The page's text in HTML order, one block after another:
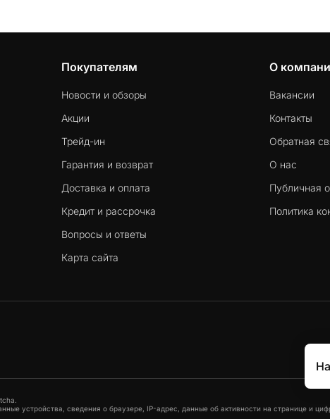
Покупателям
Новости и обзоры
Акции
Трейд-ин
Гарантия и возврат
Доставка и оплата
Кредит и рассрочка
Вопросы и ответы
Карта сайта
О
Вакансии
Контакты
Обратная
О нас
Публичная
Политика
устройства, сведения о браузере, IP-адрес, данные об активности на странице и